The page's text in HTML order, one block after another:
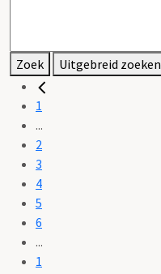
Zoek Uitgebreid zoeken
1
...
2
3
4
5
6
...
1